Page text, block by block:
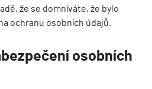
že se domníváte, že bylo
ochranu osobních údajů.
osobních